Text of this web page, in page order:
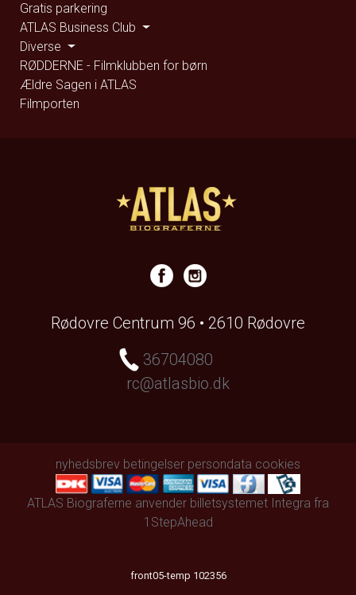
Gratis parkering
ATLAS Business Club
Diverse
RØDDERNE - Filmklubben for børn
Ældre Sagen i ATLAS
Filmporten
Rødovre Centrum 96 • 2610 Rødovre
36704080
rc@atlasbio.dk
nyhedsbrev betingelser persondata cookies
ATLAS Biograferne anvender billetsystemet Integra fra
1StepAhead
front05-temp 102356